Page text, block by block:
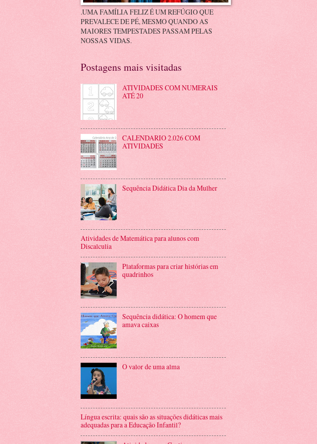
.UMA FAMÍLIA FELIZ É UM REFÚGIO QUE
PREVALECE DE PÉ, MESMO QUANDO AS
MAIORES TEMPESTADES PASSAM PELAS
NOSSAS VIDAS.
Postagens mais visitadas
ATIVIDADES COM NUMERAIS
ATÉ 20
CALENDARIO 2.026 COM
ATIVIDADES
Sequência Didática Dia da Mulher
Atividades de Matemática para alunos com
Discalculia
Plataformas para criar histórias em
quadrinhos
Sequência didática: O homem que
amava caixas
O valor de uma alma
Língua escrita: quais são as situações didáticas mais
adequadas para a Educação Infantil?